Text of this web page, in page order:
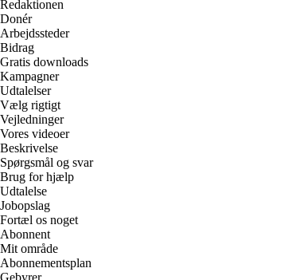
Redaktionen
Donér
Arbejdssteder
Bidrag
Gratis downloads
Kampagner
Udtalelser
Vælg rigtigt
Vejledninger
Vores videoer
Beskrivelse
Spørgsmål og svar
Brug for hjælp
Udtalelse
Jobopslag
Fortæl os noget
Abonnent
Mit område
Abonnementsplan
Gebyrer